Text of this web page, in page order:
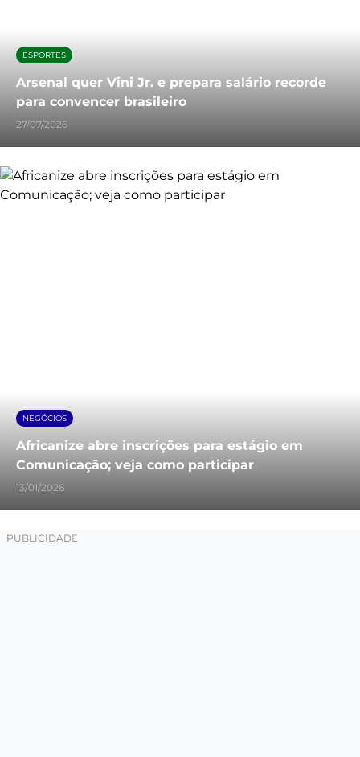
ESPORTES
Arsenal quer Vini Jr. e prepara salário recorde
para convencer brasileiro
27/07/2026
NEGÓCIOS
Africanize abre inscrições para estágio em
Comunicação; veja como participar
13/01/2026